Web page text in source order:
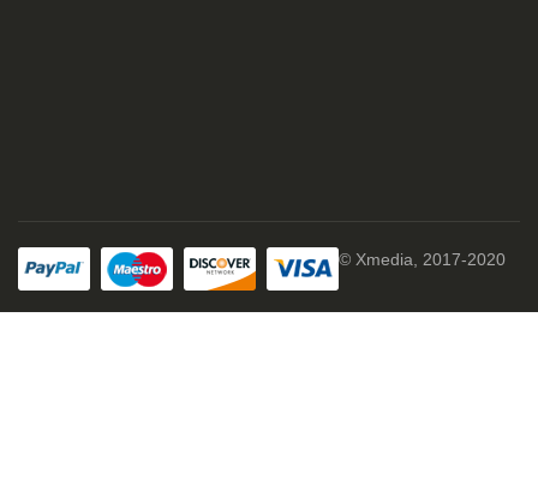
© Xmedia, 2017-2020